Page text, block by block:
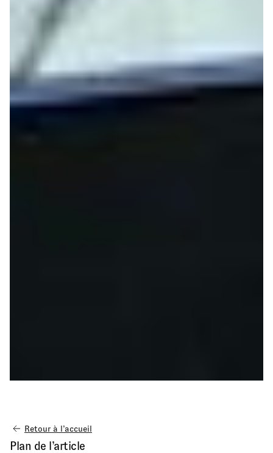
Retour à l’accueil
Plan de l’article